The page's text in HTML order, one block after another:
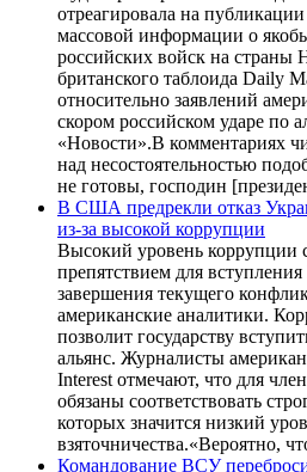
отреагировала на
массовой информации о
российских войск на
британского таблоида Daily
относительно заявлений
скором российском ударе по
«Новости».В комментариях
над несостоятельностью
не готовы, господин
В США предрекли отказ
из-за высокой коррупции
Высокий уровень коррупции
препятствием для
завершения текущего
американские аналитики.
позволит государству
альянс. Журналисты
Interest отмечают, что для
обязаны соответствовать
которых значится низкий
взяточничества.«Вероятно,
Командование ВСУ